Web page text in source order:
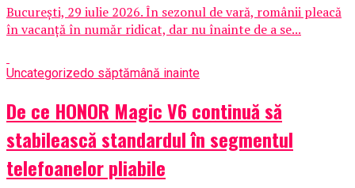
București, 29 iulie 2026. În sezonul de vară, românii pleacă
în vacanță în număr ridicat, dar nu înainte de a se...
Uncategorizedo săptămână inainte
De ce HONOR Magic V6 continuă să
stabilească standardul în segmentul
telefoanelor pliabile